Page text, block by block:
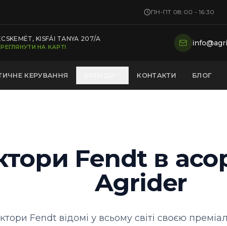
ПН-ПТ 08:00 - 16:30
KISFÁI TANYA 207/A
НА КАРТІ
КЕРУВАННЯ КОНТАКТИ БЛОГ
Fendt в
Agrider
Fendt відомі у всьому світі своєю